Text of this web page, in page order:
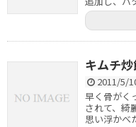
キムチ炒
2011/5/
早く骨がく
されて、綺
思い浮かべ